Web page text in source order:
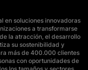
en soluciones innovadoras
a transformarse
la atracción, el desarrollo
su sostenibilidad y
más de 400.000 clientes
con oportunidades de